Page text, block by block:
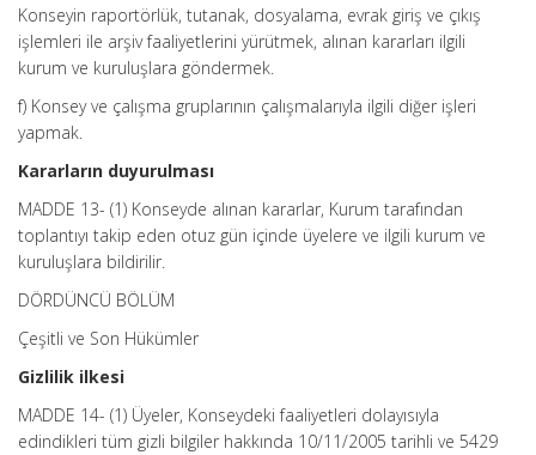
Konseyin raportörlük, tutanak, dosyalama, evrak giriş ve çıkış
işlemleri ile arşiv faaliyetlerini yürütmek, alınan kararları ilgili
kurum ve kuruluşlara göndermek.
f) Konsey ve çalışma gruplarının çalışmalarıyla ilgili diğer işleri
yapmak.
Kararların duyurulması
MADDE 13- (1) Konseyde alınan kararlar, Kurum tarafından
toplantıyı takip eden otuz gün içinde üyelere ve ilgili kurum ve
kuruluşlara bildirilir.
DÖRDÜNCÜ BÖLÜM
Çeşitli ve Son Hükümler
Gizlilik ilkesi
MADDE 14- (1) Üyeler, Konseydeki faaliyetleri dolayısıyla
edindikleri tüm gizli bilgiler hakkında 10/11/2005 tarihli ve 5429